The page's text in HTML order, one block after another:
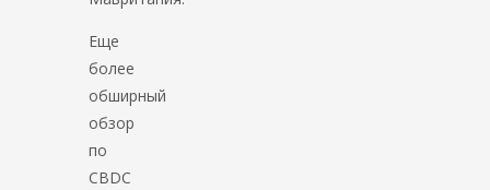
Еще
более
обширный
обзор
по
CBDC